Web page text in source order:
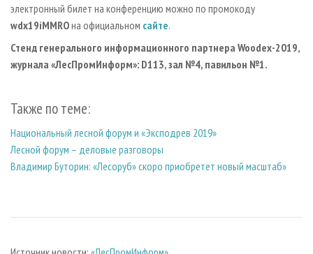
электронный билет на конференцию можно по промокоду
wdx19iMMROна официальном сайте.
Стенд генерального информационного партнера Woodex-2019,
журнала «ЛесПромИнформ»: D113, зал №4, павильон №1.
Также по теме:
Национальный лесной форум и «Эксподрев 2019»
Лесной форум – деловые разговоры
Владимир Буторин: «Лесоруб» скоро приобретет новый масштаб»